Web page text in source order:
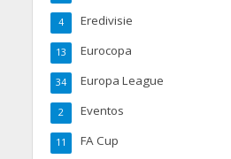
Eredivisie
4
Eurocopa
13
Europa League
34
Eventos
2
FA Cup
11